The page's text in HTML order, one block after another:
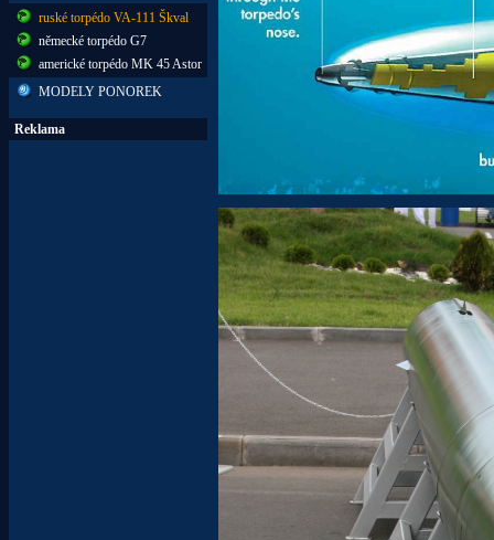
ruské torpédo VA-111 Škval
německé torpédo G7
americké torpédo MK 45 Astor
MODELY PONOREK
Reklama